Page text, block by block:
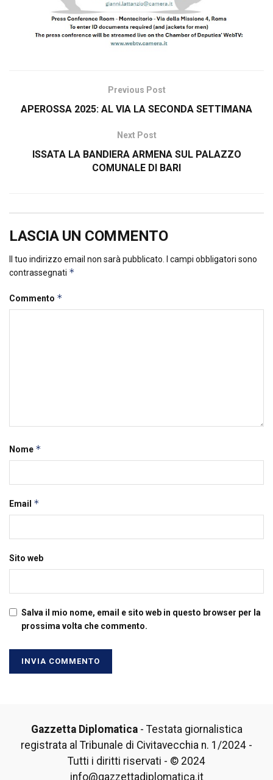
Previous Post
APEROSSA 2025: AL VIA LA SECONDA SETTIMANA
Next Post
ISSATA LA BANDIERA ARMENA SUL PALAZZO
COMUNALE DI BARI
LASCIA UN COMMENTO
Il tuo indirizzo email non sarà pubblicato. I campi obbligatori sono
contrassegnati *
Commento *
Nome *
Email *
Sito web
Salva il mio nome, email e sito web in questo browser per la
prossima volta che commento.
Gazzetta Diplomatica- Testata giornalistica
registrata al Tribunale di Civitavecchia n. 1/2024 -
Tutti i diritti riservati - © 2024
info@gazzettadiplomatica.it